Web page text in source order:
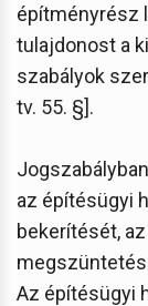
építményrész
tulajdonost a
szabályok
tv. 55. §].
az építésügyi
bekerítését,
Az építésügyi